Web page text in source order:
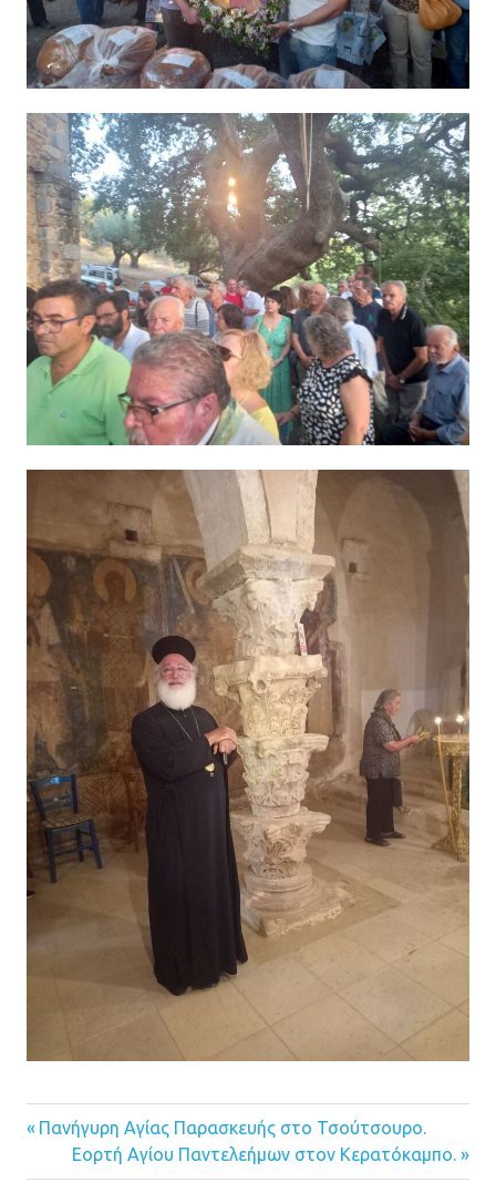
Πλοήγηση
Previous
Post:
Πανήγυρη Αγίας Παρασκευής στο Τσούτσουρο.
Next
Post:
Εορτή Αγίου Παντελεήμων στον Κερατόκαμπο.